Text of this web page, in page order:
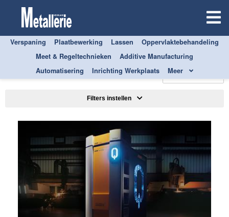
Verspaning Plaatbewerking Lassen
Oppervlaktebehandeling
Meet & Regeltechnieken
Additive Manufacturing
Automatisering
Inrichting Werkplaats Meer
PLAATBEWERKING
Sorteren op
Filters instellen